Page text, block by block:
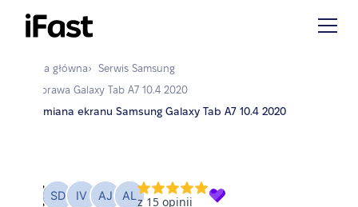
Strona główna› Serwis Samsung
Naprawa Galaxy Tab A7 10.4 2020
Wymiana ekranu Samsung Galaxy Tab A7 10.4 2020